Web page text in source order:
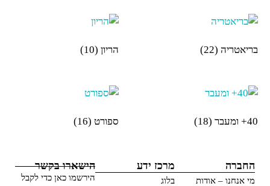
בריאטריה הריון(10)
40+ ומעבר (18) ספורט(16)
החברה
מי אנחנו – אודות
מרכז ידע
בלוג
הישארו בקשר
הירשמו כאן כדי לקבל